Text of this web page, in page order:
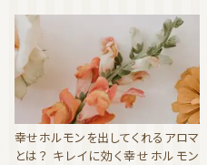
幸せホルモンを出してくれるアロマ
とは？ キレイに効く幸せホルモン